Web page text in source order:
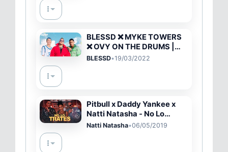
BLESSD ❌ MYKE TOWERS
❌ OVY ON THE DRUMS |
TENDENCIA GLOBAL 🌎 (
BLESSD•19/03/2022
Pitbull x Daddy Yankee x
Natti Natasha - No Lo
Trates (Official Video)
Natti Natasha•06/05/2019